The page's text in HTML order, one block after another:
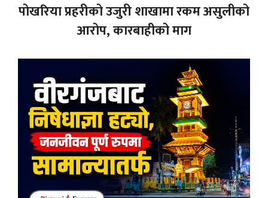
पोखरिया प्रहरीको उजुरी शाखामा रकम असुलीको
आरोप, कारबाहीको माग